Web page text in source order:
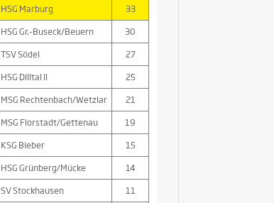
HSG Marburg
33
HSG Gr.-Buseck/Beuern
30
TSV Södel
27
HSG Dilltal II
25
MSG Rechtenbach/Wetzlar
21
MSG Florstadt/Gettenau
19
KSG Bieber
15
HSG Grünberg/Mücke
14
SV Stockhausen
11